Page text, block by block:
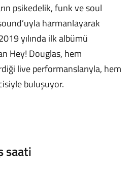
psikedelik, funk ve soul
harmanlayarak
yılında ilk albümü
Hey! Douglas, hem
live performanslarıyla, hem
buluşuyor.
saati